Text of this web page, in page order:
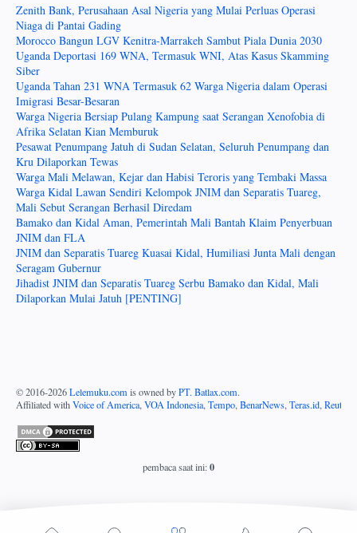
Zenith Bank, Perusahaan Asal Nigeria yang Mulai Perluas Operasi
Niaga di Pantai Gading
Morocco Bangun LGV Kenitra-Marrakeh Sambut Piala Dunia 2030
Uganda Deportasi 169 WNA, Termasuk WNI, Atas Kasus Skamming
Siber
Uganda Tahan 231 WNA Termasuk 62 Warga Nigeria dalam Operasi
Imigrasi Besar-Besaran
Warga Nigeria Bersiap Pulang Kampung saat Serangan Xenofobia di
Afrika Selatan Kian Memburuk
Pesawat Penumpang Jatuh di Sudan Selatan, Seluruh Penumpang dan
Kru Dilaporkan Tewas
Warga Mali Melawan, Kejar dan Habisi Teroris yang Tembaki Massa
Warga Kidal Lawan Sendiri Kelompok JNIM dan Separatis Tuareg,
Mali Sebut Serangan Berhasil Diredam
Bamako dan Kidal Aman, Pemerintah Mali Bantah Klaim Penyerbuan
JNIM dan FLA
JNIM dan Separatis Tuareg Kuasai Kidal, Humiliasi Junta Mali dengan
Seragam Gubernur
Jihadist JNIM dan Separatis Tuareg Serbu Bamako dan Kidal, Mali
Dilaporkan Mulai Jatuh [PENTING]
© 2016-2026Lelemuku.comis owned byPT. Batlax.com.
Affiliated withVoice of America,VOA Indonesia,Tempo,BenarNews,Teras.id,Reuters
pembaca saat ini:0